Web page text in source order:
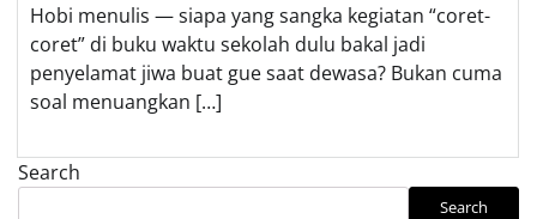
Hobi menulis — siapa yang sangka kegiatan “coret-
coret” di buku waktu sekolah dulu bakal jadi
penyelamat jiwa buat gue saat dewasa? Bukan cuma
soal menuangkan […]
Search
Search